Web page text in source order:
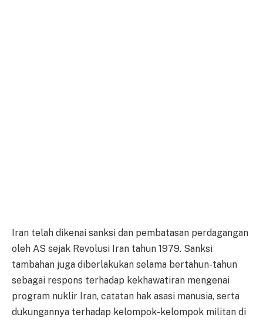
Iran telah dikenai sanksi dan pembatasan perdagangan
oleh AS sejak Revolusi Iran tahun 1979. Sanksi
tambahan juga diberlakukan selama bertahun-tahun
sebagai respons terhadap kekhawatiran mengenai
program nuklir Iran, catatan hak asasi manusia, serta
dukungannya terhadap kelompok-kelompok militan di